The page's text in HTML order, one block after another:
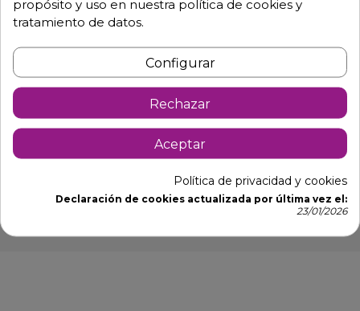
mm.
Se sirve desmontada, de fácil montaje. Para sujeción a
pared, económica y de colocación sencilla.
No incluye tacos ni tornillos.
Ficha tÃ©cnica Estante Porta-Barquetas 011920
propósito y uso en nuestra política de cookies y
tratamiento de datos.
Configurar
Rechazar
Aceptar
Política de privacidad y cookies
Declaración de cookies actualizada por última vez el:
23/01/2026